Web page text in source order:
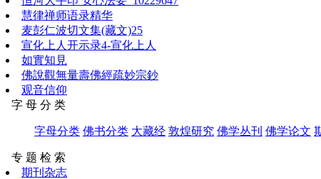
慧律禅师语录精华
麦彭仁波切文集(藏文)25
宣化上人开示录4-宣化上人
如實知見
佛說觀無量壽佛經疏妙宗鈔
观音信仰
字 母 分 类
字母分类 佛书分类 大藏经 敦煌研究 佛学丛刊 佛学论文
专 题 检 索
期刊杂志